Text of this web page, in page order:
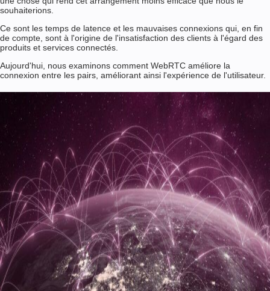
souhaiterions.
Ce sont les temps de latence et les mauvaises connexions qui, en fin
de compte, sont à l'origine de l'insatisfaction des clients à l'égard des
produits et services connectés.
Aujourd'hui, nous examinons comment WebRTC améliore la
connexion entre les pairs, améliorant ainsi l'expérience de l'utilisateur.